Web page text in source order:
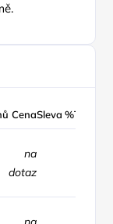
CenaSleva %Typ
na
dotaz